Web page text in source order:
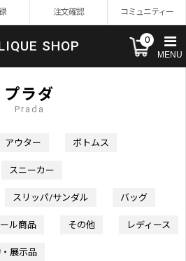
注文確認 コミュニティー
SHOP 0
MENU
プラダ
Prada
アウター ボトムス
スニーカー
スリッパ/サンダル バッグ
ル商品 その他 レディース
展示品